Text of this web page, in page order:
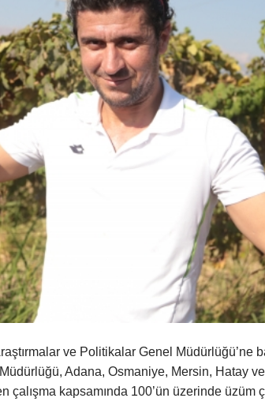
ve Politikalar Genel Müdürlüğü’ne
Müdürlüğü, Adana, Osmaniye, Mersin, Hatay
çalışma kapsamında 100’ün üzerinde üzüm